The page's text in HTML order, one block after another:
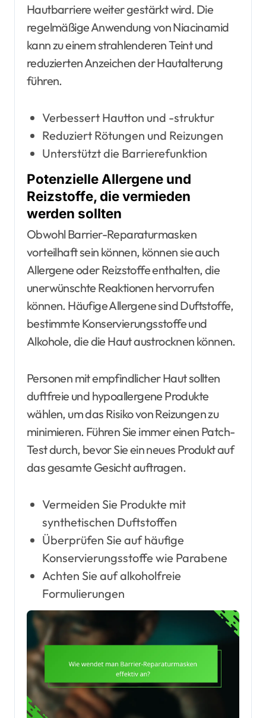
Hautbarriere weiter gestärkt wird. Die
regelmäßige Anwendung von Niacinamid
kann zu einem strahlenderen Teint und
reduzierten Anzeichen der Hautalterung
führen.
Verbessert Hautton und -struktur
Reduziert Rötungen und Reizungen
Unterstützt die Barrierefunktion
Potenzielle Allergene und
Reizstoffe, die vermieden
werden sollten
Obwohl Barrier-Reparaturmasken
vorteilhaft sein können, können sie auch
Allergene oder Reizstoffe enthalten, die
unerwünschte Reaktionen hervorrufen
können. Häufige Allergene sind Duftstoffe,
bestimmte Konservierungsstoffe und
Alkohole, die die Haut austrocknen können.
Personen mit empfindlicher Haut sollten
duftfreie und hypoallergene Produkte
wählen, um das Risiko von Reizungen zu
minimieren. Führen Sie immer einen Patch-
Test durch, bevor Sie ein neues Produkt auf
das gesamte Gesicht auftragen.
Vermeiden Sie Produkte mit
synthetischen Duftstoffen
Überprüfen Sie auf häufige
Konservierungsstoffe wie Parabene
Achten Sie auf alkoholfreie
Formulierungen